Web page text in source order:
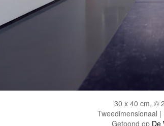
30 x 40 cm, ©
Tweedimensionaal
Getoond op De